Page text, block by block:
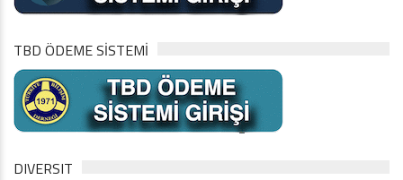
TBD ÖDEME SİSTEMİ
DIVERSIT